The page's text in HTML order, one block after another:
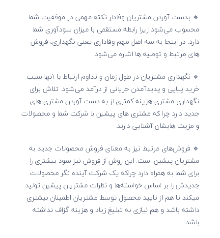
🔹 بدست آوردن مشتریان وفادار نکته مهمی در موفقیت شما
محسوب می‌شود زیرا رابطه مستقمی با میزان سودآوری شما
دارد. در اینجا به سه اصل مهم وفاداری یعنی نگهداری، فروش
های مرتبط و توصیه ها اشاره می‌شود.
🔹 نگهداری مشتریان در طول زمان و تداوم ارتباط با آنها سبب
خرید پیاپی و پدیدآمدن جریانی از درآمد می‌شود. تلاش برای
نگهداری مشتری هزینه کمتری از به دست آوردن مشتری های
جدید دارد چرا که مشتری های پیشین با شرکت شما و محصولات
و مزیت هایشان آشنایی دارند.
🔹 فروش‌های مرتبط نیز به معنای فروش محصولات جدید به
مشتریان پیشین است. این روش از فروش نیز سود بیشتری را
برای شما به همراه دارد چراکه یک شرکت آینده نگر محصولات
جدیدش را بر اساس خواسته‌ها و نظرات مشتریان پیشین تولید
میکند تا هم از تایید محصول توسط مشتریان اطمینان بیشتری
داشته باشد و هم نیازی به تبلیغ زیاد و هزینه گزاف نداشته
باشد.